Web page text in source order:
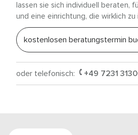
lassen sie sich individuell beraten,
und eine einrichtung, die wirklich zu
kostenlosen beratungstermin
oder telefonisch: +49 7231